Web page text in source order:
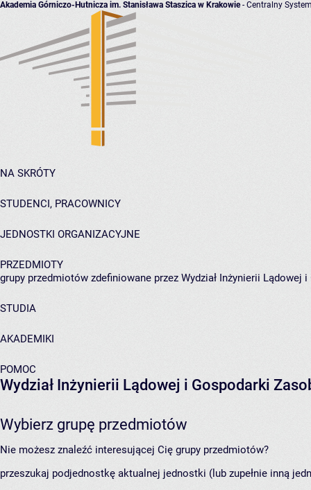
Akademia Górniczo-Hutnicza im. Stanisława Staszica w Krakowie- Centralny
NA SKRÓTY
STUDENCI, PRACOWNICY
JEDNOSTKI ORGANIZACYJNE
PRZEDMIOTY
grupy przedmiotów zdefiniowane przez Wydział Inżynierii Lądowej
STUDIA
AKADEMIKI
POMOC
Wydział Inżynierii Lądowej i Gospodarki
Wybierz grupę przedmiotów
Nie możesz znaleźć interesującej Cię grupy przedmiotów?
przeszukaj podjednostkę aktualnej jednostki (lub zupełnie inną